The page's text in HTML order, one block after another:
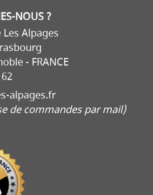
NOUS ?
Alpages
- FRANCE
alpages.fr
de commandes par mail)